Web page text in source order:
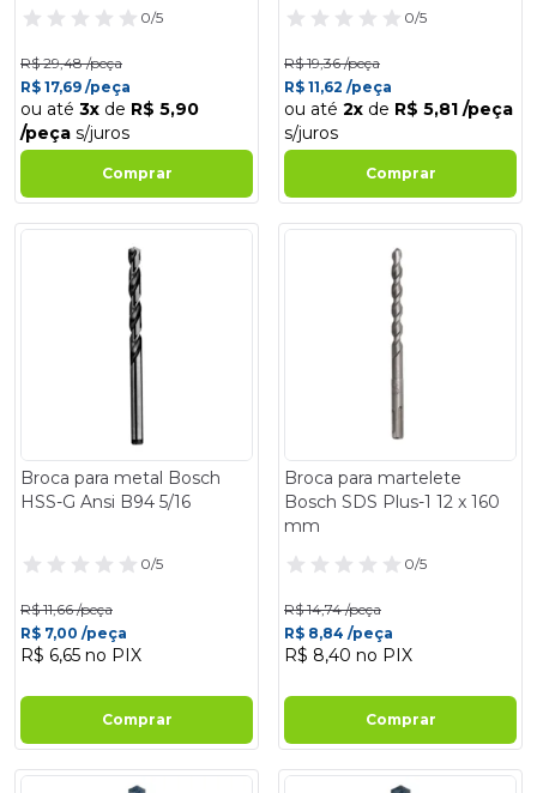
0/5
R$ 29,48 /peça
R$ 17,69 /peça
ou até 3x de R$ 5,90
/peça s/juros
Comprar
0/5
R$ 19,36 /peça
R$ 11,62 /peça
ou até 2x de R$ 5,81 /peça
s/juros
Comprar
Broca para metal Bosch
HSS-G Ansi B94 5/16
0/5
R$ 11,66 /peça
R$ 7,00 /peça
R$ 6,65 no PIX
Comprar
Broca para martelete
Bosch SDS Plus-1 12 x 160
mm
0/5
R$ 14,74 /peça
R$ 8,84 /peça
R$ 8,40 no PIX
Comprar